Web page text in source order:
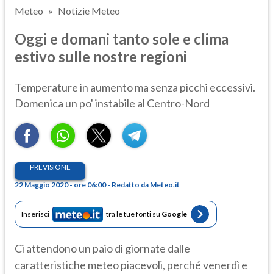
Meteo Notizie Meteo
Oggi e domani tanto sole e clima
estivo sulle nostre regioni
Temperature in aumento ma senza picchi eccessivi.
Domenica un po' instabile al Centro-Nord
PREVISIONE
22 Maggio 2020 - ore 06:00 - Redatto da Meteo.it
Inserisci tra le tue fonti su Google
Ci attendono un paio di giornate dalle
caratteristiche meteo piacevoli, perché venerdì e